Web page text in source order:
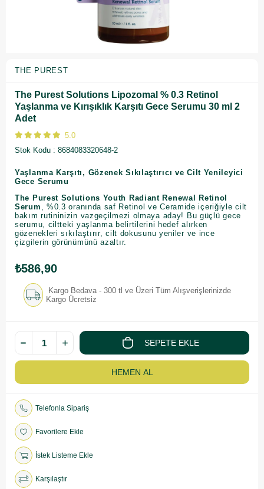
THE PUREST
The Purest Solutions Lipozomal % 0.3 Retinol
Yaşlanma ve Kırışıklık Karşıtı Gece Serumu 30 ml 2
Adet
5.0
Stok Kodu
8684083320648-2
Yaşlanma Karşıtı, Gözenek Sıkılaştırıcı ve Cilt Yenileyici
Gece Serumu
The Purest Solutions Youth Radiant Renewal Retinol
Serum , %0.3 oranında saf Retinol ve Ceramide içeriğiyle cilt
bakım rutininizin vazgeçilmezi olmaya aday! Bu güçlü gece
serumu, ciltteki yaşlanma belirtilerini hedef alırken
gözenekleri sıkılaştırır, cilt dokusunu yeniler ve ince
çizgilerin görünümünü azaltır.
₺586,90
Kargo Bedava - 300 tl ve Üzeri Tüm Alışverişlerinizde
Kargo Ücretsiz
Telefonla Sipariş
Favorilere Ekle
İstek Listeme Ekle
Karşılaştır